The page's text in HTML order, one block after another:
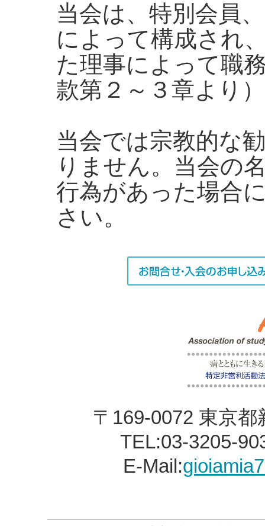
当会は、特別会員
によって構成され
た理事によって職
款第２～３章より）
当会では宗教的な
りません。当会の
行為があった場合
さい。
〒169-0072 東京
TEL:03-3205-
E-Mail: